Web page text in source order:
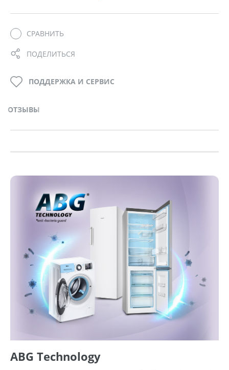
СРАВНИТЬ
ПОДЕЛИТЬСЯ
ОТЗЫВЫ
ПОДДЕРЖКА И СЕРВИС
ABG Technology